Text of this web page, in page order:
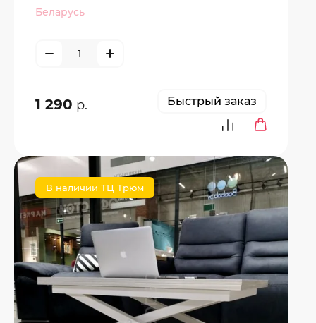
Беларусь
1 290 р. Быстрый заказ
В наличии ТЦ Трюм